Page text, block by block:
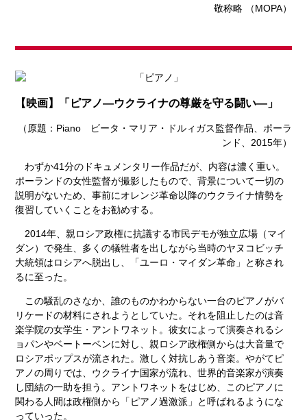
敬称略 （MOPA）
【映画】「ピアノ―ウクライナの尊厳を守る闘い―」
（原題：Piano ビータ・マリア・ドルィガス監督作品、ポーラ
ンド、2015年）
わずか41分のドキュメンタリー作品だが、内容は濃く重い。
ポーランドの女性監督が撮影したもので、背景について一切の
説明がないため、事前にオレンジ革命以降のウクライナ情勢を
復習していくことをお勧めする。
2014年、親ロシア政権に抗議する市民デモが独立広場（マイ
ダン）で発生、多くの犠牲者を出しながら当時のヤヌコビッチ
大統領はロシアへ脱出し、「ユーロ・マイダン革命」と称され
るに至った。
この騒乱のさなか、誰のものかわからない一台のピアノがバ
リケードの材料にされようとしていた。それを阻止したのは音
楽学院の女学生・アントワネット。彼女によって演奏されるシ
ョパンやベートーベンに対し、親ロシア政権側からは大音量で
ロシアポップスが流された。激しく対抗しあう音楽。やがてピ
アノの周りでは、ウクライナ国家が流れ、世界的音楽家が演奏
し団結の一助を担う。アントワネットをはじめ、このピアノに
関わる人間は政権側から「ピアノ過激派」と呼ばれるようにな
っていった。